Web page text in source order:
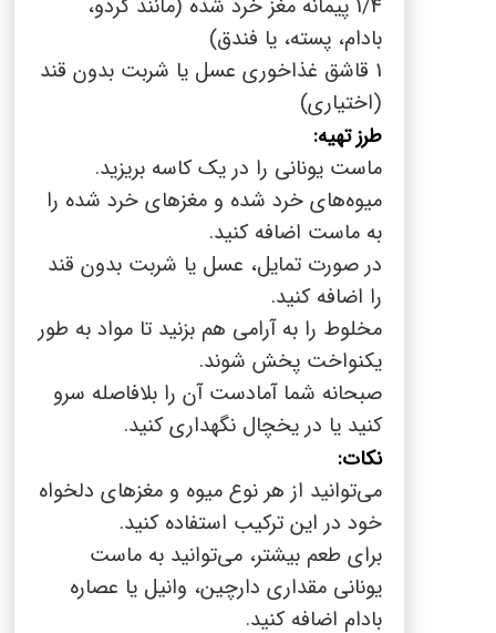
1/4 پیمانه مغز خرد شده (مانند گردو،
بادام، پسته، یا فندق)
1 قاشق غذاخوری عسل یا شربت بدون قند
(اختیاری)
طرز تهیه:
ماست یونانی را در یک کاسه بریزید.
میوه‌های خرد شده و مغزهای خرد شده را
به ماست اضافه کنید.
در صورت تمایل، عسل یا شربت بدون قند
را اضافه کنید.
مخلوط را به آرامی هم بزنید تا مواد به طور
یکنواخت پخش شوند.
صبحانه شما آمادست آن را بلافاصله سرو
کنید یا در یخچال نگهداری کنید.
نکات:
می‌توانید از هر نوع میوه و مغزهای دلخواه
خود در این ترکیب استفاده کنید.
برای طعم بیشتر، می‌توانید به ماست
یونانی مقداری دارچین، وانیل یا عصاره
بادام اضافه کنید.